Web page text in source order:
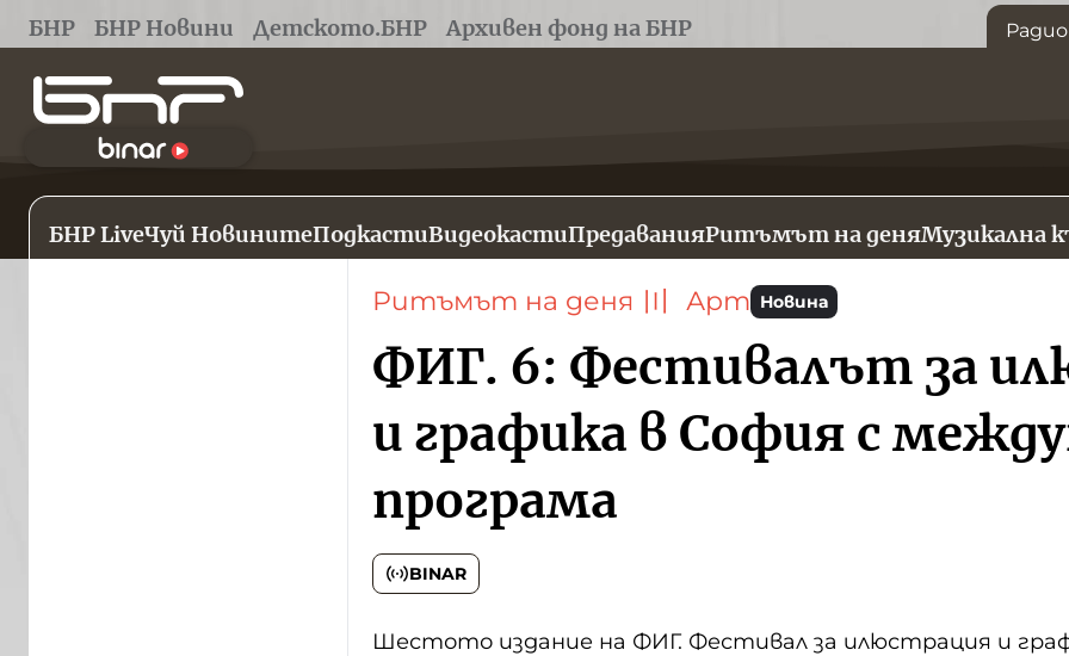
БНР БНР Новини Детското.БНР Архивен фонд на БНР
БНР LiveЧуй НовинитеПодкастиВидеокастиПредаванияРитъмът на деняМузикална
Ритъмът на деня 〣 Арт Новина
ФИГ. 6: Фестивалът за
и графика в София с
програма
BINAR
Шестото издание на ФИГ. Фестивал за илюстрация и